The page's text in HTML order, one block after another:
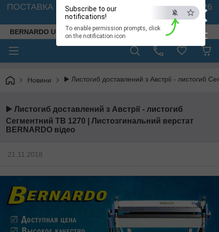
×
ESC
Subscribe to our
notifications!
To enable permission prompts, click
on the notification icon
ПОСТАВКА ВЕРСТАТІВ З АВСТРІЇ - 🚛 26.08. 2026
🚛
BERNARDO UKRAINE
Новини ▶️ Листогиб доставлений з Австрії - листогиб
▶️ Листогиб доставлений з Австрії - листогиб
Сегментний TB 1270 | Листозгинальний верстат
BERNARDO відео
21.11.2018